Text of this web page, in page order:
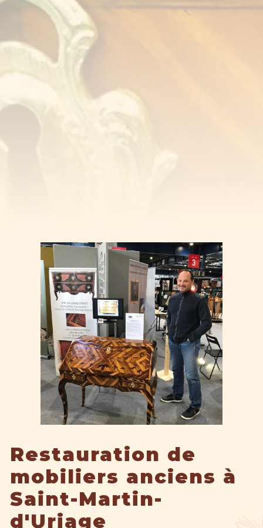
Restauration de
mobiliers anciens à
Saint-Martin-
d'Uriage